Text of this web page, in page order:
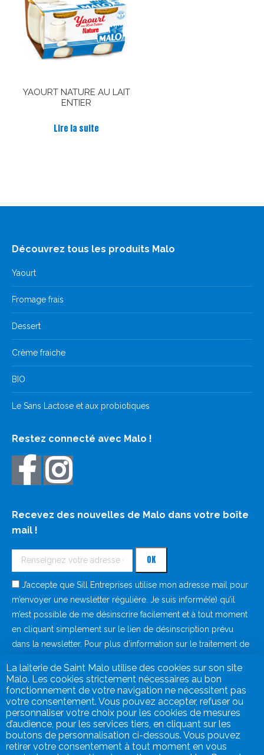
La laiterie de Saint Malo utilise des cookies sur son site
Malo. Les cookies strictement nécessaires au bon
fonctionnement de votre navigation ne nécessitent pas
votre consentement. Vous pouvez accepter, refuser ou
personnaliser votre choix pour les cookies de mesures
d’audience, pour les services tiers, en cliquant sur les
boutons de personnalisation ci-dessous. Vous pouvez
retirer votre consentement à tout moment en vous
YAOURT NATURE AU LAIT
ENTIER
Lire la suite
Découvrez tous les produits Malo
Yaourt
Fromage frais
Dessert
Crème fraiche
BIO
Le Sans Lactose et aux probiotiques
Restez connecté avec Malo !
Recevez des nouvelles de Malo dans votre boîte
mail !
J’accepte que Sill Entreprises utilise mon adresse mail pour
m’envoyer une newsletter régulière. Je suis informé(e) qu’il
m’est possible de me désinscrire facilement et à tout moment
en cliquant simplement sur le lien de désinscription prévu
dans la newsletter. Pour plus d’information sur le traitement de
de protection des données.